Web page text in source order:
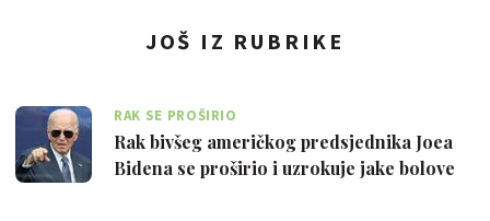
JOŠ IZ RUBRIKE
RAK SE PROŠIRIO
Rak bivšeg američkog predsjednika Joea
Bidena se proširio i uzrokuje jake bolove